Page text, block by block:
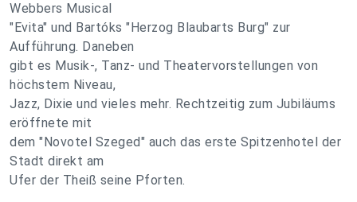
Webbers Musical
"Evita" und Bartóks "Herzog Blaubarts Burg" zur
Aufführung. Daneben
gibt es Musik-, Tanz- und Theatervorstellungen von
höchstem Niveau,
Jazz, Dixie und vieles mehr. Rechtzeitig zum Jubiläums
eröffnete mit
dem "Novotel Szeged" auch das erste Spitzenhotel der
Stadt direkt am
Ufer der Theiß seine Pforten.